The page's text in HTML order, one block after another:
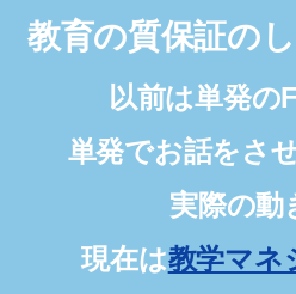
教育の質保証の
以前は単発の
単発でお話をさ
実際の動
現在は教学マネ